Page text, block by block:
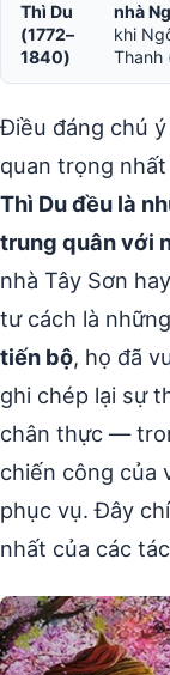
Thì Du
(1772–
1840)
nhà
khi
Thanh
Điều đáng chú
quan trọng
Thì Du đều là
trung quân với
nhà Tây Sơn
tư cách là những
tiến bộ, họ đã
ghi chép lại sự
chân thực —
chiến công của
phục vụ. Đây
nhất của các